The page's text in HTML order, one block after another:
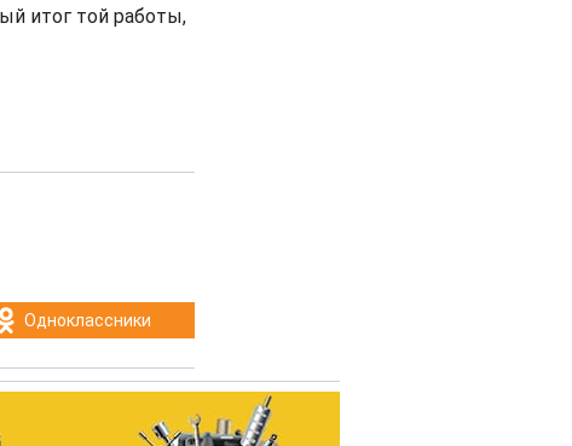
итог той работы,
Одноклассники